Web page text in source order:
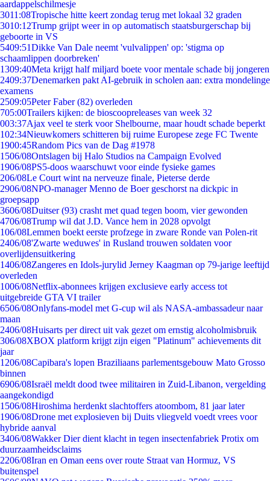
aardappelschilmesje
3011:08Tropische hitte keert zondag terug met lokaal 32 graden
3010:12Trump grijpt weer in op automatisch staatsburgerschap bij
geboorte in VS
5409:51Dikke Van Dale neemt 'vulvalippen' op: 'stigma op
schaamlippen doorbreken'
1309:40Meta krijgt half miljard boete voor mentale schade bij jongeren
2409:37Denemarken pakt AI-gebruik in scholen aan: extra mondelinge
examens
2509:05Peter Faber (82) overleden
705:00Trailers kijken: de bioscoopreleases van week 32
003:37Ajax veel te sterk voor Shelbourne, maar houdt schade beperkt
102:34Nieuwkomers schitteren bij ruime Europese zege FC Twente
1900:45Random Pics van de Dag #1978
1506/08Ontslagen bij Halo Studios na Campaign Evolved
1906/08PS5-doos waarschuwt voor einde fysieke games
206/08Le Court wint na nerveuze finale, Pieterse derde
2906/08NPO-manager Menno de Boer geschorst na dickpic in
groepsapp
3606/08Duitser (93) crasht met quad tegen boom, vier gewonden
4706/08Trump wil dat J.D. Vance hem in 2028 opvolgt
106/08Lemmen boekt eerste profzege in zware Ronde van Polen-rit
2406/08'Zwarte weduwes' in Rusland trouwen soldaten voor
overlijdensuitkering
1406/08Zangeres en Idols-jurylid Jerney Kaagman op 79-jarige leeftijd
overleden
1006/08Netflix-abonnees krijgen exclusieve early access tot
uitgebreide GTA VI trailer
6506/08Onlyfans-model met G-cup wil als NASA-ambassadeur naar
maan
2406/08Huisarts per direct uit vak gezet om ernstig alcoholmisbruik
306/08XBOX platform krijgt zijn eigen "Platinum" achievements dit
jaar
1206/08Capibara's lopen Braziliaans parlementsgebouw Mato Grosso
binnen
6906/08Israël meldt dood twee militairen in Zuid-Libanon, vergelding
aangekondigd
1506/08Hiroshima herdenkt slachtoffers atoombom, 81 jaar later
1906/08Drone met explosieven bij Duits vliegveld voedt vrees voor
hybride aanval
3406/08Wakker Dier dient klacht in tegen insectenfabriek Protix om
duurzaamheidsclaims
2206/08Iran en Oman eens over route Straat van Hormuz, VS
buitenspel